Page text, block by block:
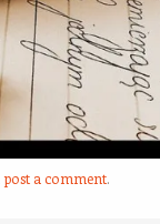
post a comment.